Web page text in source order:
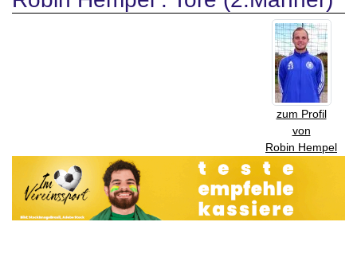
zum Profil
von
Robin Hempel